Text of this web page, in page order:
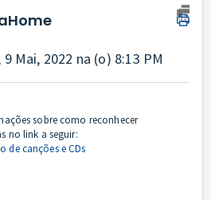
Mai, 2022 na (o) 8:13 PM
sobre como reconhecer
no link a seguir:
de canções e CDs